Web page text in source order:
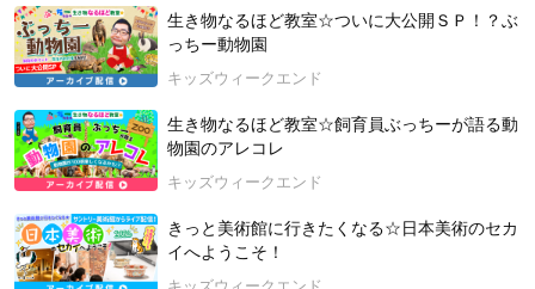
【講師紹介：牧田習（まきた しゅう）さん】
昆虫ハンター。1996年、兵庫県生まれ。オスカープロモーショ
ン所属。
2015年北海道大学 総合教育部入学後、理学部に転部。現在は
東京大学大学院（博士課程）に在学中。
昆虫ハンターとして、NHK「ダーウィンが来た！」の「ヘラク
レスオオカブト 謎の大集結！」の回（2021年1月31日放映）に
出演。現在は「猫のひたいほどワイド」（テレビ神奈川）水曜
レギュラー出演中！その他、テレビやラジオなど各メディアで
も活躍中。特技は三線。小学5年生の時にダイビングのライセン
ス資格を取得しました！
生き物なるほど教室☆ついに大公開ＳＰ！？ぶ
っちー動物園
キッズウィークエンド
生き物なるほど教室☆飼育員ぶっちーが語る動
物園のアレコレ
キッズウィークエンド
きっと美術館に行きたくなる☆日本美術のセカ
イへようこそ！